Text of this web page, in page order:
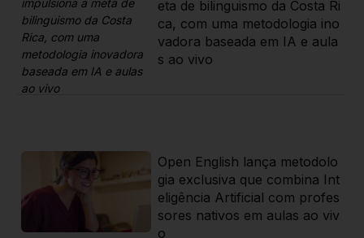
eta de bilinguismo da Costa Ri
ca, com uma metodologia ino
vadora baseada em IA e aula
s ao vivo
Open English lança metodolo
gia exclusiva que combina Int
eligência Artificial com profes
sores nativos em aulas ao viv
o